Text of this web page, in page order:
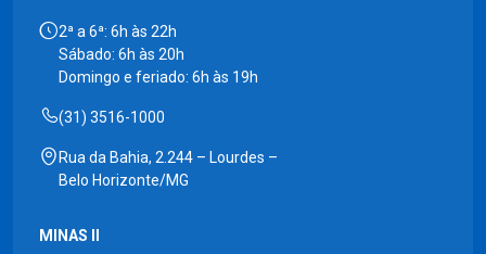
2ª a 6ª: 6h às 22h
Sábado: 6h às 20h
Domingo e feriado: 6h às 19h
(31) 3516-1000
Rua da Bahia, 2.244 – Lourdes –
Belo Horizonte/MG
MINAS II